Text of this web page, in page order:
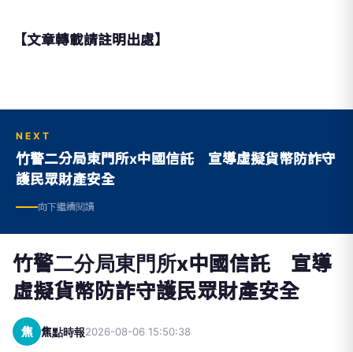
【文章轉載請註明出處】
NEXT
竹警二分局東門所x中國信託 宣導虛擬貨幣防詐守
護民眾財產安全
向下繼續閱讀
竹警二分局東門所x中國信託 宣導
虛擬貨幣防詐守護民眾財產安全
焦 焦點時報2026-08-06 15:50:38